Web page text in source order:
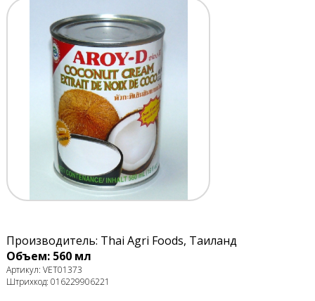
Производитель: Thai Agri Foods, Таиланд
Объем: 560 мл
Артикул: VET01373
Штрихкод: 016229906221